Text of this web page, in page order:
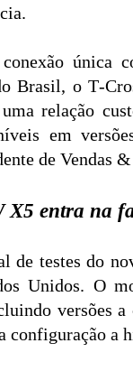
única
Brasil, o
relação
em
de Vendas
entra na
testes do
Unidos. O
versões
configuração a